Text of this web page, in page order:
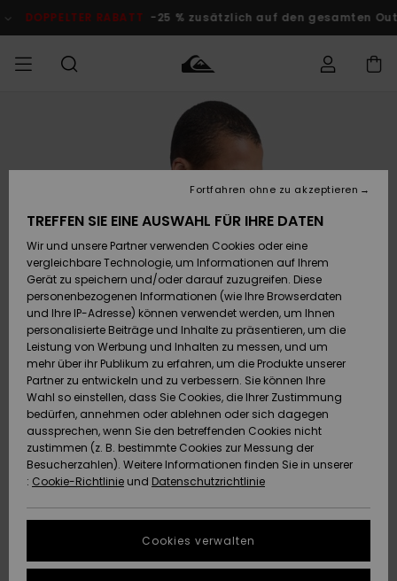
ProduktinformationRABATT -25 % zusätzlich auf den gesamten Outlet-
Kleidung
Accessoires
Schuhe&
Flip-Flops
Surf
Snow
Brandneu
Highlights
JUNGEN
Kleidung
Accessoires
Schuhe&
Flip-Flops
Surf
Snow
Brandneu
Highlights
FRAUEN
Shop
Brandneu
Highlights
Snow
SURF
Surf Shop
Männer
Kinder
Highlights
Community
SNOW
Snow Shop
Männer
Kinder
Snow Shop
Damen
Highlights
Community
DOPPELTER
RABATT
Outlet
Herren
KINDER
Outlet
Frauen
HILFE & KONTAKT
Auf meine
Bestellung
Versand
Retouren
Bezahlung
Geschenkkarte
Quiksilver
Freedom
Datenschutz
Starten Sie eine
Unterhaltung,
NACHHALTIGKEIT
TREFFEN SIE EINE AUSWAHL FÜR IHRE DATEN
Wir und unsere Partner verwenden Cookies oder eine
vergleichbare Technologie, um Informationen auf Ihrem
Gerät zu speichern und/oder darauf zuzugreifen. Diese
personenbezogenen Informationen (wie Ihre Browserdaten
und Ihre IP-Adresse) können verwendet werden, um Ihnen
personalisierte Beiträge und Inhalte zu präsentieren, um die
Leistung von Werbung und Inhalten zu messen, und um
mehr über ihr Publikum zu erfahren, um die Produkte unserer
Partner zu entwickeln und zu verbessern. Sie können Ihre
Wahl so einstellen, dass Sie Cookies, die Ihrer Zustimmung
bedürfen, annehmen oder ablehnen oder sich dagegen
aussprechen, wenn Sie den betreffenden Cookies nicht
zustimmen (z. B. bestimmte Cookies zur Messung der
Besucherzahlen). Weitere Informationen finden Sie in unserer
: Cookie-Richtlinie und Datenschutzrichtlinie
Cookies verwalten
Fortfahren ohne zu akzeptieren